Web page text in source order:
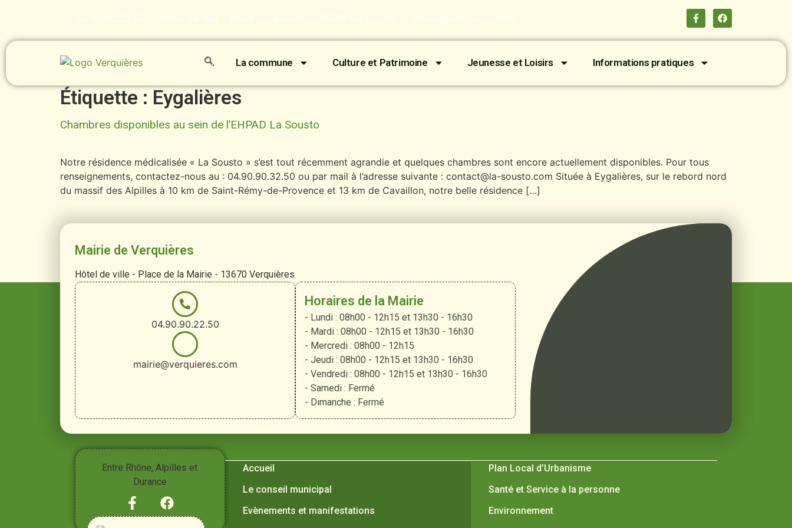
04.90.90.22.50 Hôtel de ville - Place de la Mairie - 13670 Verquières mairie@verquieres.com
La commune Culture et Patrimoine Jeunesse et Loisirs Informations pratiques
Étiquette : Eygalières
Chambres disponibles au sein de l’EHPAD La Sousto
Notre résidence médicalisée « La Sousto » s’est tout récemment agrandie et quelques chambres sont encore actuellement disponibles. Pour tous
renseignements, contactez-nous au : 04.90.90.32.50 ou par mail à l’adresse suivante : contact@la-sousto.com Située à Eygalières, sur le rebord nord
du massif des Alpilles à 10 km de Saint-Rémy-de-Provence et 13 km de Cavaillon, notre belle résidence […]
Mairie de Verquières
Hôtel de ville - Place de la Mairie - 13670 Verquières
04.90.90.22.50
mairie@verquieres.com
Horaires de la Mairie
- Lundi : 08h00 - 12h15 et 13h30 - 16h30
- Mardi : 08h00 - 12h15 et 13h30 - 16h30
- Mercredi : 08h00 - 12h15
- Jeudi : 08h00 - 12h15 et 13h30 - 16h30
- Vendredi : 08h00 - 12h15 et 13h30 - 16h30
- Samedi : Fermé
- Dimanche : Fermé
Entre Rhône, Alpilles et
Durance
Vivre à Verquières
Accueil
Le conseil municipal
Evènements et manifestations
Plan Local d’Urbanisme
Santé et Service à la personne
Environnement